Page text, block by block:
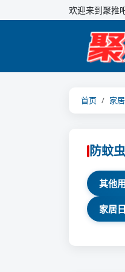
欢迎来到聚推
首页 家
防蚊
其他
家居